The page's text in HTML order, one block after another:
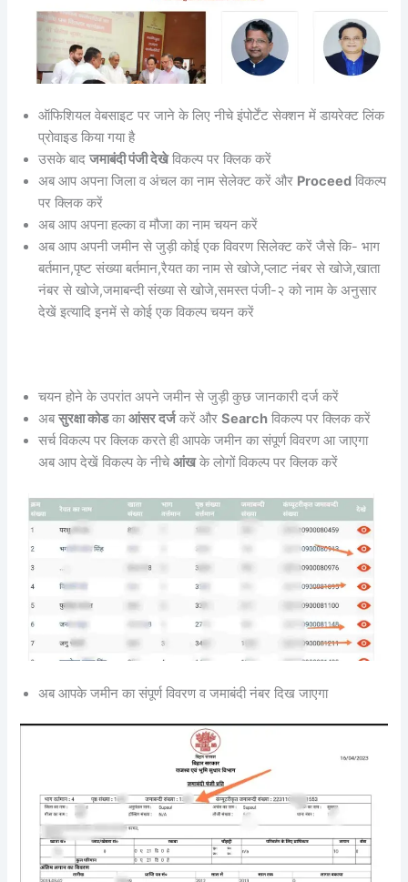
ऑफिशियल वेबसाइट पर जाने के लिए नीचे इंपोर्टेंट सेक्शन में डायरेक्ट लिंक
प्रोवाइड किया गया है
उसके बादजमाबंदी पंजी देखेविकल्प पर क्लिक करें
अब आप अपना जिला व अंचल का नाम सेलेक्ट करें और Proceed विकल्प
पर क्लिक करें
अब आप अपना हल्का व मौजा का नाम चयन करें
अब आप अपनी जमीन से जुड़ी कोई एक विवरण सिलेक्ट करें जैसे कि- भाग
बर्तमान,पृष्ट संख्या बर्तमान,रैयत का नाम से खोजे,प्लाट नंबर से खोजे,खाता
नंबर से खोजे,जमाबन्दी संख्या से खोजे,समस्त पंजी-२ को नाम के अनुसार
देखें इत्यादि इनमें से कोई एक विकल्प चयन करें
चयन होने के उपरांत अपने जमीन से जुड़ी कुछ जानकारी दर्ज करें
अबसुरक्षा कोडकाआंसर दर्जकरें औरSearch विकल्प पर क्लिक करें
सर्च विकल्प पर क्लिक करते ही आपके जमीन का संपूर्ण विवरण आ जाएगा
अब आप देखें विकल्प के नीचेआंखके लोगों विकल्प पर क्लिक करें
अब आपके जमीन का संपूर्ण विवरण व जमाबंदी नंबर दिख जाएगा